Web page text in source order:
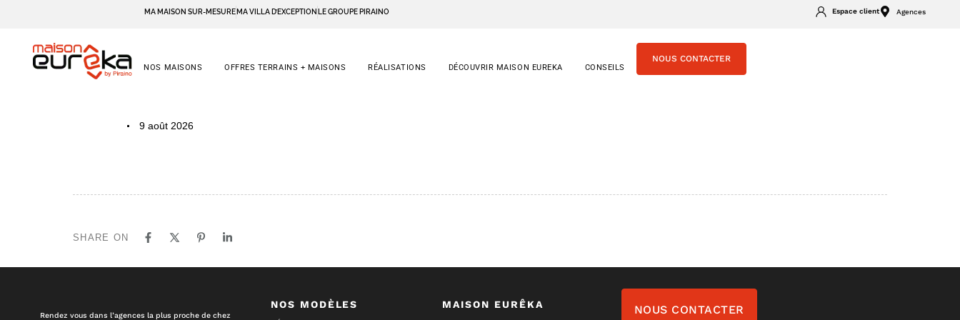
MA MAISON SUR-MESURE MA VILLA D’EXCEPTION LE GROUPE PIRAINO Espace client Agences
NOS MAISONS OFFRES TERRAINS + MAISONS RÉALISATIONS DÉCOUVRIR MAISON EUREKA CONSEILS
NOUS CONTACTER
9 août 2026
SHARE ON
Rendez vous dans l’agences la plus proche de chez
NOS MODÈLES MAISON EURÊKA NOUS CONTACTER